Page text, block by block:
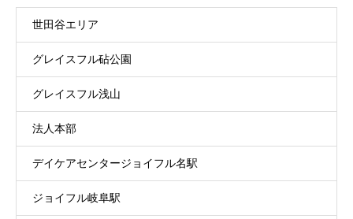
世田谷エリア
グレイスフル砧公園
グレイスフル浅山
法人本部
デイケアセンタージョイフル名駅
ジョイフル岐阜駅